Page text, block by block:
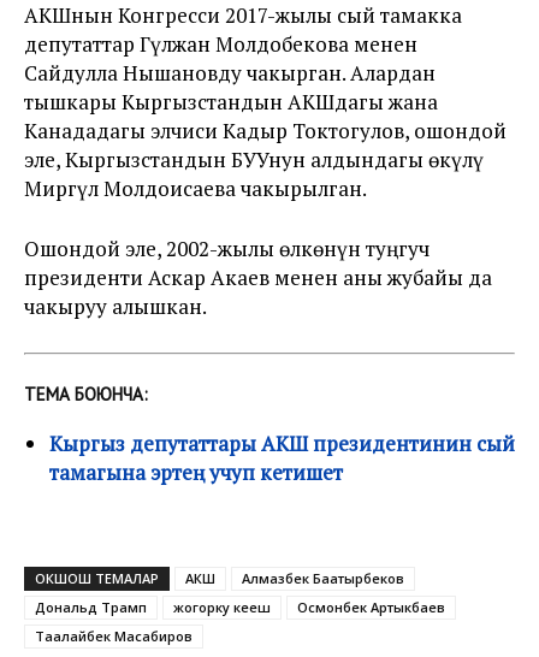
АКШнын Конгресси 2017-жылы сый тамакка
депутаттар Гүлжан Молдобекова менен
Сайдулла Нышановду чакырган. Алардан
тышкары Кыргызстандын АКШдагы жана
Канададагы элчиси Кадыр Токтогулов, ошондой
эле, Кыргызстандын БУУнун алдындагы өкүлү
Миргүл Молдоисаева чакырылган.
Ошондой эле, 2002-жылы өлкөнүн туңгуч
президенти Аскар Акаев менен аны жубайы да
чакыруу алышкан.
ТЕМА БОЮНЧА:
Кыргыз депутаттары АКШ президентинин сый
тамагына эртең учуп кетишет
ОКШОШ ТЕМАЛАР АКШ
Алмазбек Баатырбеков
Дональд Трамп
жогорку кеңеш
Осмонбек Артыкбаев
Таалайбек Масабиров